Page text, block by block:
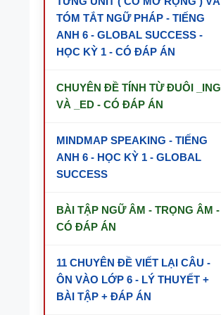
TÓM TẮT NGỮ PHÁP - TIẾNG
ANH 6 - GLOBAL SUCCESS -
HỌC KỲ 1 - CÓ ĐÁP ÁN
CHUYÊN ĐỀ TÍNH TỪ ĐUÔI _ING
VÀ _ED - CÓ ĐÁP ÁN
MINDMAP SPEAKING - TIẾNG
ANH 6 - HỌC KỲ 1 - GLOBAL
SUCCESS
BÀI TẬP NGỮ ÂM - TRỌNG ÂM -
CÓ ĐÁP ÁN
11 CHUYÊN ĐỀ VIẾT LẠI CÂU -
ÔN VÀO LỚP 6 - LÝ THUYẾT +
BÀI TẬP + ĐÁP ÁN